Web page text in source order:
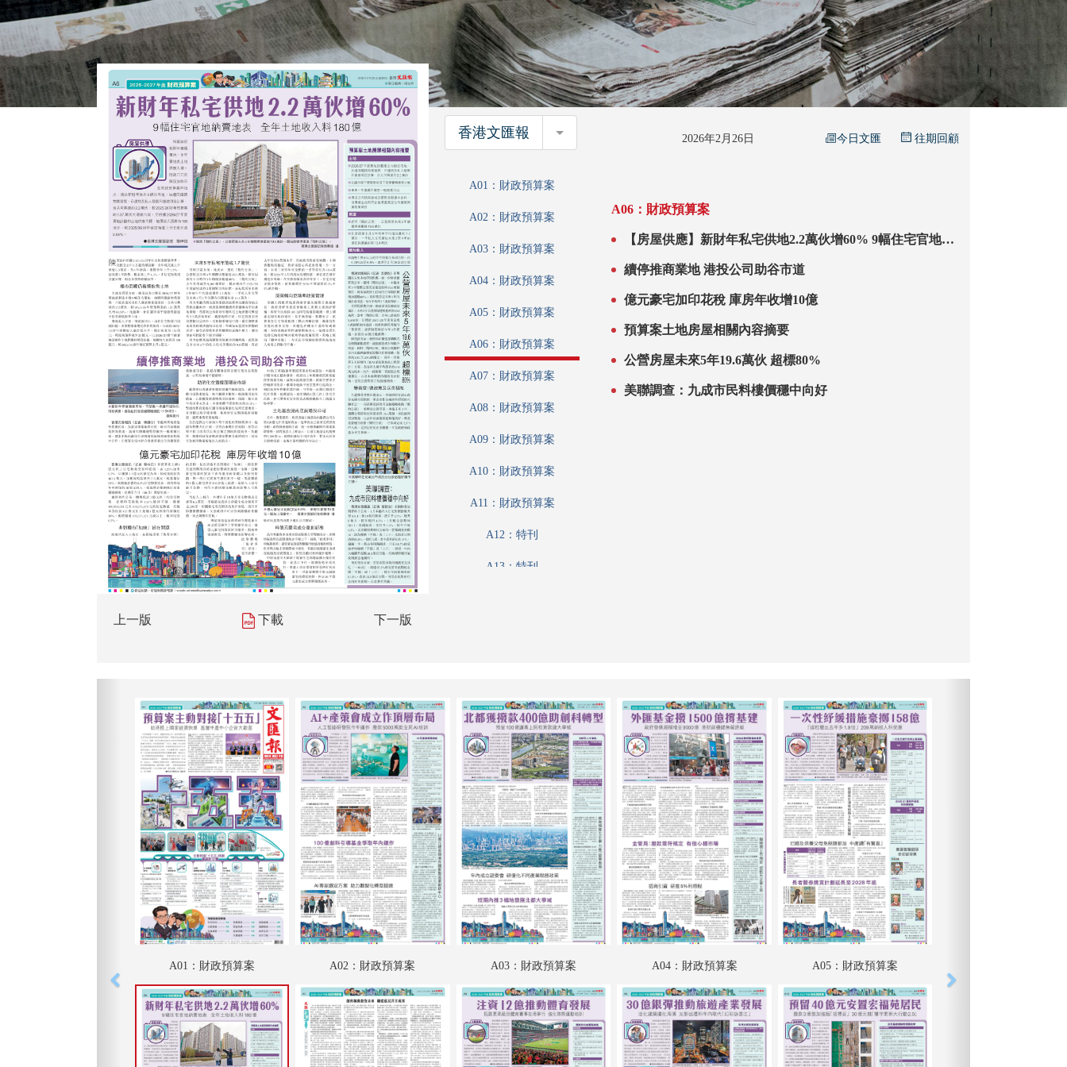
上一版 下載 下一版
香港文匯報 香港文匯報 2026年2月26日 今日文匯 往期回顧
A01：財政預算案
A02：財政預算案
A03：財政預算案
A04：財政預算案
A05：財政預算案
A06：財政預算案
A07：財政預算案
A08：財政預算案
A09：財政預算案
A10：財政預算案
A11：財政預算案
A12：特刊
A13：特刊
A18：要聞
A19：港聞
A20：香江載道
A21：文江學海
A22：星光
A23：國際
A24：國際
B01：財經
B03：人民政協
B04：人民政協
A06：財政預算案
【房屋供應】新財年私宅供地2.2萬伙增60% 9幅住宅官地納
續停推商業地 港投公司助谷市道
億元豪宅加印花稅 庫房年收增10億
預算案土地房屋相關內容摘要
公營房屋未來5年19.6萬伙 超標80%
美聯調查：九成市民料樓價穩中向好
A01：財政預算案 A02：財政預算案 A03：財政預算案 A04：財政預算案 A05：財政預算案